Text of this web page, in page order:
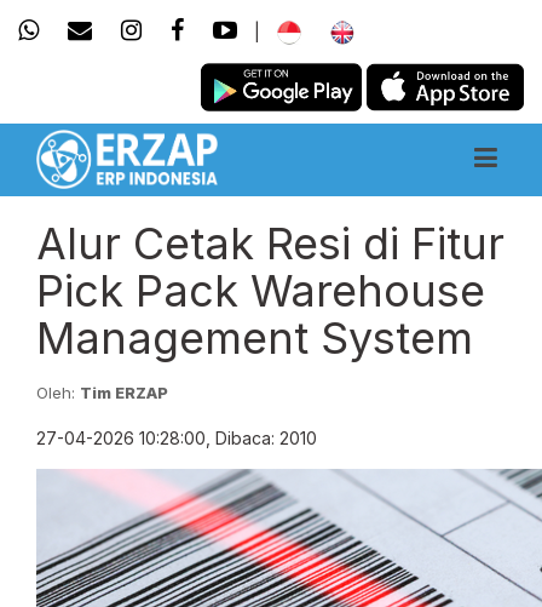
Alur Cetak Resi di Fitur
Pick Pack Warehouse
Management System
Oleh: Tim ERZAP
27-04-2026 10:28:00, Dibaca: 2010